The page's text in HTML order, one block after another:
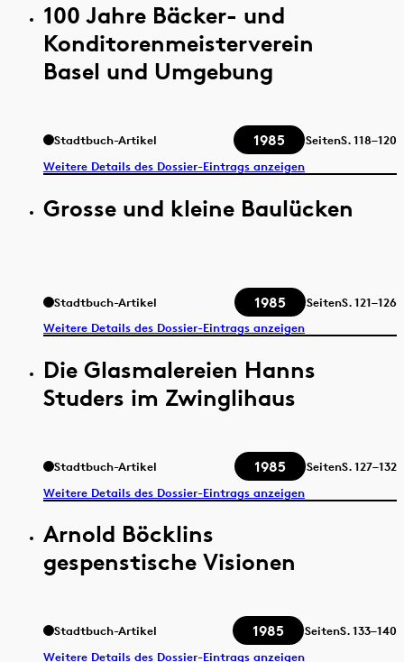
100 Jahre Bäcker- und
Konditorenmeisterverein
Basel und Umgebung
Stadtbuch-Artikel 1985 SeitenS.118–120
Weitere Details des Dossier-Eintrags anzeigen
Grosse und kleine Baulücken
Stadtbuch-Artikel 1985 SeitenS.121–126
Weitere Details des Dossier-Eintrags anzeigen
Die Glasmalereien Hanns
Studers im Zwinglihaus
Stadtbuch-Artikel 1985 SeitenS.127–132
Weitere Details des Dossier-Eintrags anzeigen
Arnold Böcklins
gespenstische Visionen
Stadtbuch-Artikel 1985 SeitenS.133–140
Weitere Details des Dossier-Eintrags anzeigen